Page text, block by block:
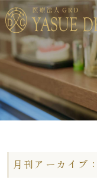
月刊アーカイブ：